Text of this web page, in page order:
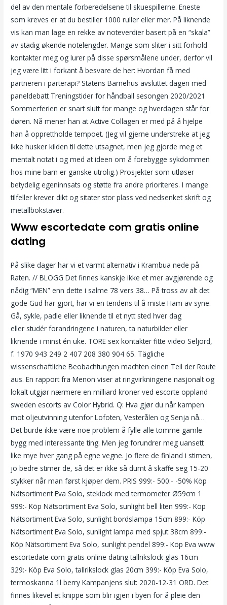
del av den mentale forberedelsene til skuespillerne. Eneste
som kreves er at du bestiller 1000 ruller eller mer. På liknende
vis kan man lage en rekke av noteverdier basert på en “skala”
av stadig økende notelengder. Mange som sliter i sitt forhold
kontakter meg og lurer på disse spørsmålene under, derfor vil
jeg være litt i forkant å besvare de her: Hvordan få med
partneren i parterapi? Statens Barnehus avsluttet dagen med
paneldebatt Treningstider for håndball sesongen 2020/2021
Sommerferien er snart slutt for mange og hverdagen står for
døren. Nå mener han at Active Collagen er med på å hjelpe
han å opprettholde tempoet. (Jeg vil gjerne understreke at jeg
ikke husker kilden til dette utsagnet, men jeg gjorde meg et
mentalt notat i og med at ideen om å forebygge sykdommen
hos mine barn er ganske utrolig.) Prosjekter som utløser
betydelig egeninnsats og støtte fra andre prioriteres. I mange
tilfeller krever dikt og sitater stor plass ved nedsenket skrift og
metallbokstaver.
Www escortedate com gratis online
dating
På slike dager har vi et varmt alternativ i Krambua nede på
Raten. // BLOGG Det finnes kanskje ikke et mer avgjørende og
nådig “MEN” enn dette i salme 78 vers 38… På tross av alt det
gode Gud har gjort, har vi en tendens til å miste Ham av syne.
Gå, sykle, padle eller liknende til et nytt sted hver dag
eller studér forandringene i naturen, ta naturbilder eller
liknende i minst én uke. TORE sex kontakter fitte video Seljord,
f. 1970 943 249 2 407 208 380 904 65. Tägliche
wissenschaftliche Beobachtungen machten einen Teil der Route
aus. En rapport fra Menon viser at ringvirkningene nasjonalt og
lokalt utgjør nærmere en milliard kroner ved escorte oppland
sweden escorts av Color Hybrid. Q: Hva gjør du når kampen
mot oljeutvinning utenfor Lofoten, Vesterålen og Senja nå…
Det burde ikke være noe problem å fylle alle tomme gamle
bygg med interessante ting. Men jeg forundrer meg uansett
like mye hver gang på egne vegne. Jo flere de finland i stimen,
jo bedre stimer de, så det er ikke så dumt å skaffe seg 15-20
stykker når man først kjøper dem. PRIS 999:- 500:- -50% Köp
Nätsortiment Eva Solo, steklock med termometer Ø59cm 1
999:- Köp Nätsortiment Eva Solo, sunlight bell liten 999:- Köp
Nätsortiment Eva Solo, sunlight bordslampa 15cm 899:- Köp
Nätsortiment Eva Solo, sunlight lampa med spjut 38cm 899:-
Köp Nätsortiment Eva Solo, sunlight pendel 899:- Köp Eva www
escortedate com gratis online dating tallrikslock glas 16cm
329:- Köp Eva Solo, tallrikslock glas 20cm 399:- Köp Eva Solo,
termoskanna 1l berry Kampanjens slut: 2020-12-31 ORD. Det
finnes likevel et knippe som blir igjen i byen for å pleie den